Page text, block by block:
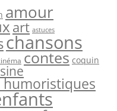
amour
art astuces
chansons
contes coquin
humoristiques